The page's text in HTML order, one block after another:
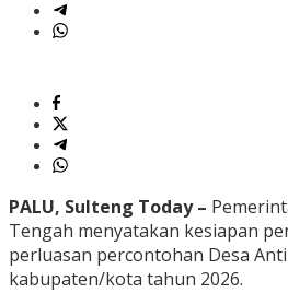
PALU, Sulteng Today –
Tengah menyatakan kesiapan
perluasan percontohan Desa
kabupaten/kota tahun 2026.